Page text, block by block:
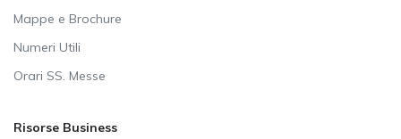
Mappe e Brochure
Numeri Utili
Orari SS. Messe
Risorse Business